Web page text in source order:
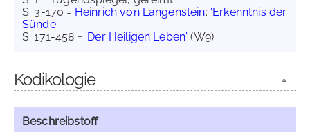
S. 3-170 = Heinrich von Langenstein: 'Erkenntnis der
Sünde'
S. 171-458 = 'Der Heiligen Leben' (W9)
Kodikologie
Beschreibstoff